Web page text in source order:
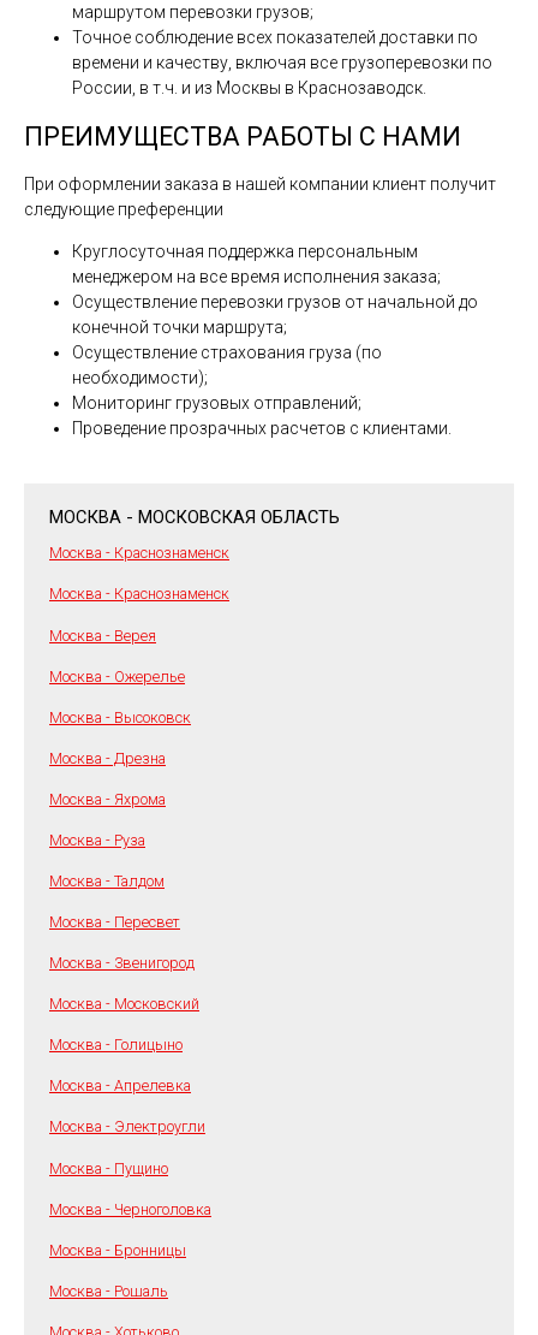
маршрутом перевозки грузов;
Точное соблюдение всех показателей доставки по
времени и качеству, включая все грузоперевозки по
России, в т.ч. и из Москвы в Краснозаводск.
ПРЕИМУЩЕСТВА РАБОТЫ С НАМИ
При оформлении заказа в нашей компании клиент получит
следующие преференции
Круглосуточная поддержка персональным
менеджером на все время исполнения заказа;
Осуществление перевозки грузов от начальной до
конечной точки маршрута;
Осуществление страхования груза (по
необходимости);
Мониторинг грузовых отправлений;
Проведение прозрачных расчетов с клиентами.
МОСКВА - МОСКОВСКАЯ ОБЛАСТЬ
Москва - Краснознаменск
Москва - Краснознаменск
Москва - Верея
Москва - Ожерелье
Москва - Высоковск
Москва - Дрезна
Москва - Яхрома
Москва - Руза
Москва - Талдом
Москва - Пересвет
Москва - Звенигород
Москва - Московский
Москва - Голицыно
Москва - Апрелевка
Москва - Электроугли
Москва - Пущино
Москва - Черноголовка
Москва - Бронницы
Москва - Рошаль